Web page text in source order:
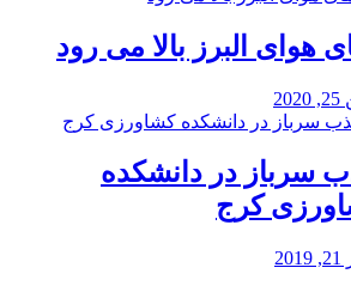
هوای البرز بالا می رود
سرباز در دانشکده
کرج